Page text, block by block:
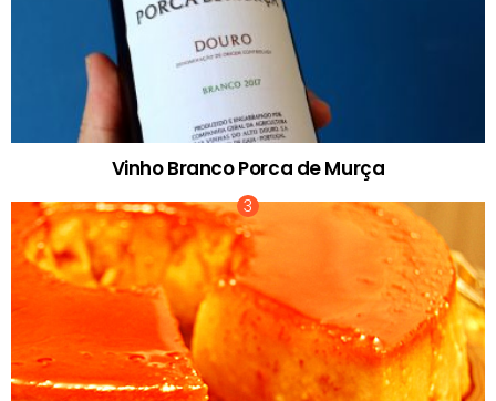
Vinho Branco Porca de Murça